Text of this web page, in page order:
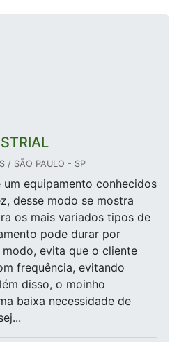
/ SÃO PAULO - SP
equipamento conhecidos
desse modo se mostra
os mais variados tipos de
pode durar por
evita que o cliente
frequência, evitando
disso, o moinho
baixa necessidade de